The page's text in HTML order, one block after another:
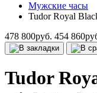
Мужские часы
Tudor Royal
478 800руб. 454
Tudor